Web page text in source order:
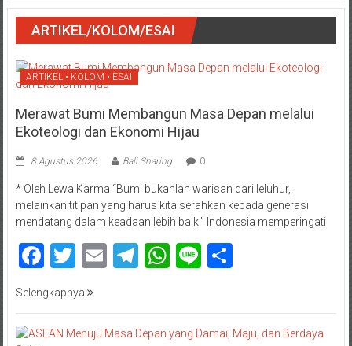
ARTIKEL/KOLOM/ESAI
ARTIKEL • KOLOM • ESAI
Merawat Bumi Membangun Masa Depan melalui
Ekoteologi dan Ekonomi Hijau
8 Agustus 2026 Bali Sharing 0
* Oleh Lewa Karma “Bumi bukanlah warisan dari leluhur,
melainkan titipan yang harus kita serahkan kepada generasi
mendatang dalam keadaan lebih baik.” Indonesia memperingati
Facebook
Twitter
EmailTelegram
WhatsApp
LineShare
Selengkapnya